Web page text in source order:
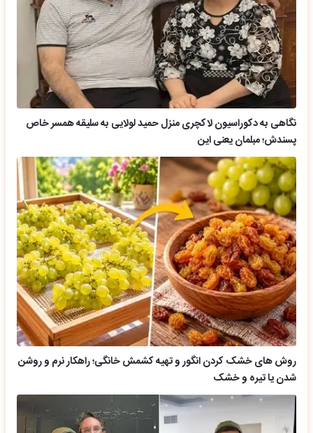
نگاهی به دکوراسیون لاکچری منزل حمید لولایی به سلیقه همسر خاص
پسندش؛ مبلمان یعنی این
روش های خشک کردن انگور و تهیه کشمش خانگی؛ راهکار نرم و روشن
شدن یا تیره و خشک